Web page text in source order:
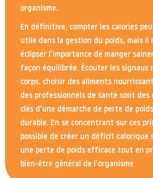
organisme.
En définitive, compter les calories
utile dans la gestion du poids, mais il
éclipser l’importance de manger
façon équilibrée. Écouter les signaux
corps, choisir des aliments
des professionnels de santé sont des
clés d’une démarche de perte de
durable. En se concentrant sur ces
possible de créer un déficit calorique
une perte de poids efficace tout en
bien-être général de l’organisme